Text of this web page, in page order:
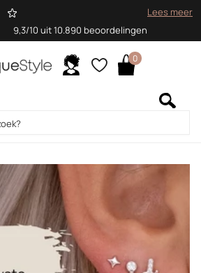
9,3/10 uit 10.890 beoordelingen
Lees meer
0